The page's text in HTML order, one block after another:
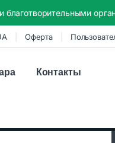
Оферта
Контакты